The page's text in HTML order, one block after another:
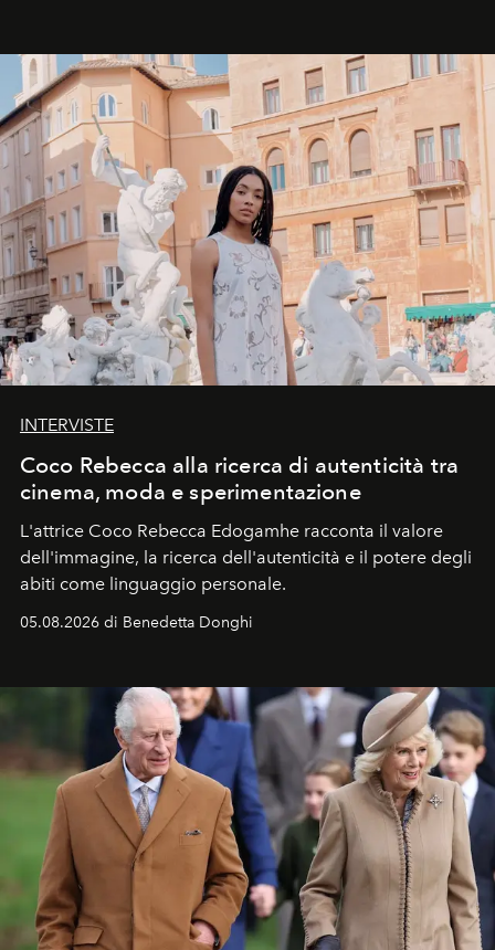
INTERVISTE
Coco Rebecca alla ricerca di autenticità tra
cinema, moda e sperimentazione
L'attrice Coco Rebecca Edogamhe racconta il valore
dell'immagine, la ricerca dell'autenticità e il potere degli
abiti come linguaggio personale.
05.08.2026 di Benedetta Donghi